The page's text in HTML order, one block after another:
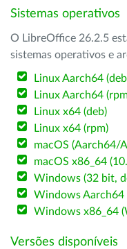
Sistemas operativos
O LibreOffice 26.2.5
sistemas operativos e
Linux Aarch64
Linux Aarch64
Linux x64 (deb)
Linux x64 (rpm)
macOS (Aarch64/
macOS x86_64
Windows (32 bit,
Windows Aarch64
Windows x86_64
Versões disponíveis